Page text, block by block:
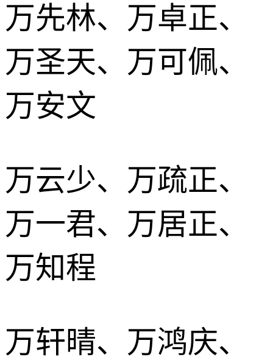
万先林、万卓正、
万圣天、万可佩、
万安文
万云少、万疏正、
万一君、万居正、
万知程
万轩晴、万鸿庆、